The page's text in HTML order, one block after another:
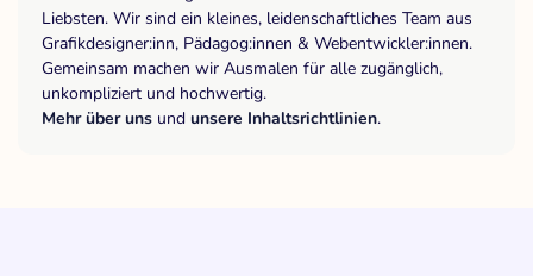
Liebsten. Wir sind ein kleines, leidenschaftliches Team aus
Grafikdesigner:inn, Pädagog:innen & Webentwickler:innen.
Gemeinsam machen wir Ausmalen für alle zugänglich,
unkompliziert und hochwertig.
Mehr über uns und unsere Inhaltsrichtlinien.